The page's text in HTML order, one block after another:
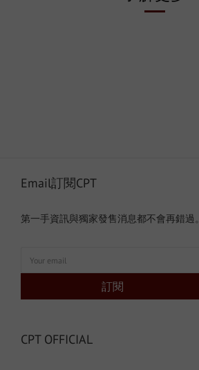
Email訂閱CPT
第一手資訊與獨家發售消息都不會再錯過。
訂閱
CPT OFFICIAL